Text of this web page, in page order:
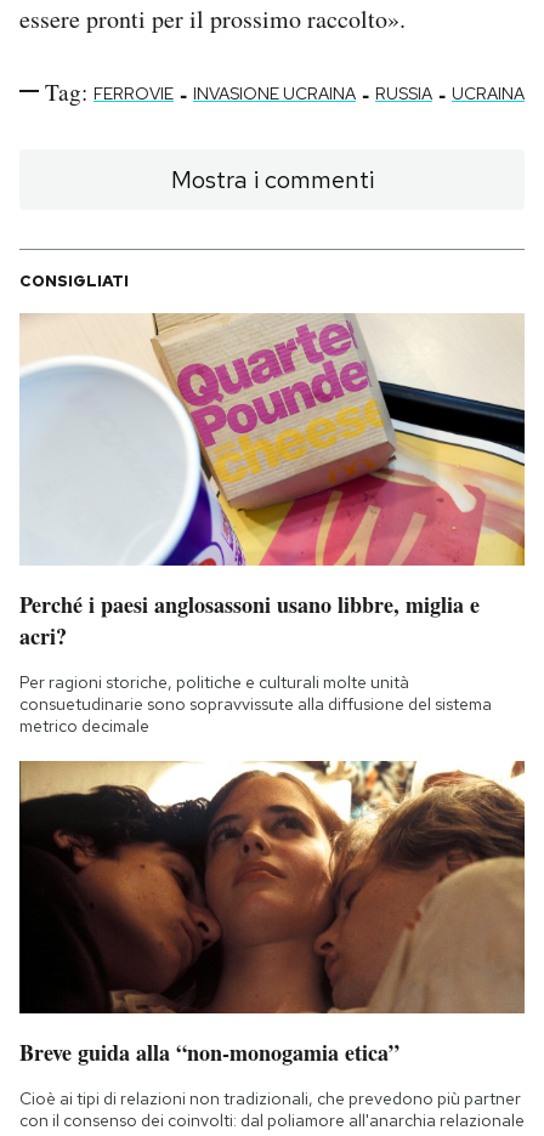
essere pronti per il prossimo raccolto».
Tag: FERROVIE - INVASIONE UCRAINA - RUSSIA - UCRAINA
Mostra i commenti
CONSIGLIATI
Perché i paesi anglosassoni usano libbre, miglia e
acri?
Per ragioni storiche, politiche e culturali molte unità
consuetudinarie sono sopravvissute alla diffusione del sistema
metrico decimale
Breve guida alla “non-monogamia etica”
Cioè ai tipi di relazioni non tradizionali, che prevedono più partner
con il consenso dei coinvolti: dal poliamore all'anarchia relazionale